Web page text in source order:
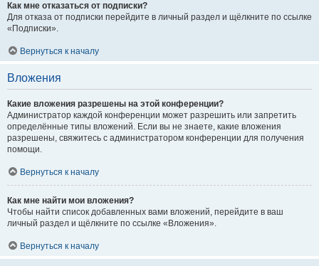
Как мне отказаться от подписки?
Для отказа от подписки перейдите в личный раздел и щёлкните по ссылке
«Подписки».
Вернуться к началу
Вложения
Какие вложения разрешены на этой конференции?
Администратор каждой конференции может разрешить или запретить
определённые типы вложений. Если вы не знаете, какие вложения
разрешены, свяжитесь с администратором конференции для получения
помощи.
Вернуться к началу
Как мне найти мои вложения?
Чтобы найти список добавленных вами вложений, перейдите в ваш
личный раздел и щёлкните по ссылке «Вложения».
Вернуться к началу